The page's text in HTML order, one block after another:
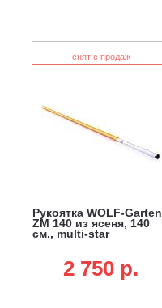
снят с продаж
Рукоятка WOLF-Garten
ZM 140 из ясеня, 140
см., multi-star
2 750 p.